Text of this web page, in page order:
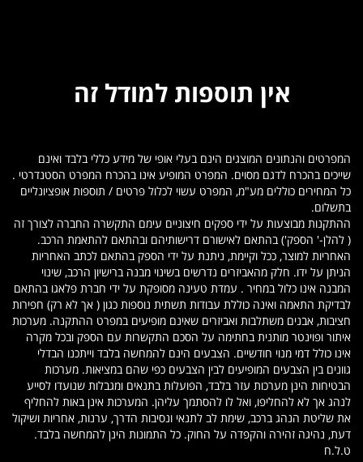
אין תוספות למודל זה
המפרטים והנתונים המוצגים הינם בעלי אופי של מידע כללי בלבד ואינם
שייכים בהכרח לדגם מסוים. המפרט המופיע אינו בהכרח המפרט הסטנדרטי .
כל המחירים כוללים מע"מ, המפרט עשוי לכלול פרטים / תוספות אופציונליים
בתשלום.
ההתקנות מבוצעות על ידי ספקים חיצוניים עימם התקשרה החברה לצורך זה
( להלן-' הספק') בהתאם לאישורם דרישותיהם ובהתאם להתאמת הרכב.
האחריות למוצר, ככל וקיימת, ניתנת על ידי הספק בהתאם לכתב האחריות
הניתן על ידו. חלק מהאביזרים נדרשים בשינוי מבנה ברישיון הרכב, שינוי
המבנה אינו כלול במחיר . עמדת טעינה מסופקת על ידי חברת פלאגו בהתאם
לבדיקת התאמה ואינה כוללת עבודות תשתית נוספות כגון ( אך לא רק) חפירות
חציבות, אבנים משתלבות ואביזרים שאינם מופיעים במפרט ההתקנה. מערכות
איתור ופוינטר מותנית בחתימה על הסכם התקשרות עם הספק ובכל מקרה
אינו כולל דמי מנוי חודשיים. הצבעים הינם להמחשה בלבד וייתכנו הבדלי
גוונים בין הצבעים המופיעים לבין הצבעים כפי שהם במציאות. מערכות
הבטיחות הינן מערכות עזר בלבד, הפועלות בתנאים ומגבלות שנועדו לסייע
לנהג אך לא להחליפו, ואל לו להסתמך עליהן. המערכות אינן באות להחליף
את שליטת הנהג ברכב, שימת לב לתנאי ונסיבות הדרך, ערנות, אחריות ושיקול
דעת, נהיגה זהירה והקפדה על החוק. כל התמונות הינן להמחשה בלבד.
ט.ל.ח